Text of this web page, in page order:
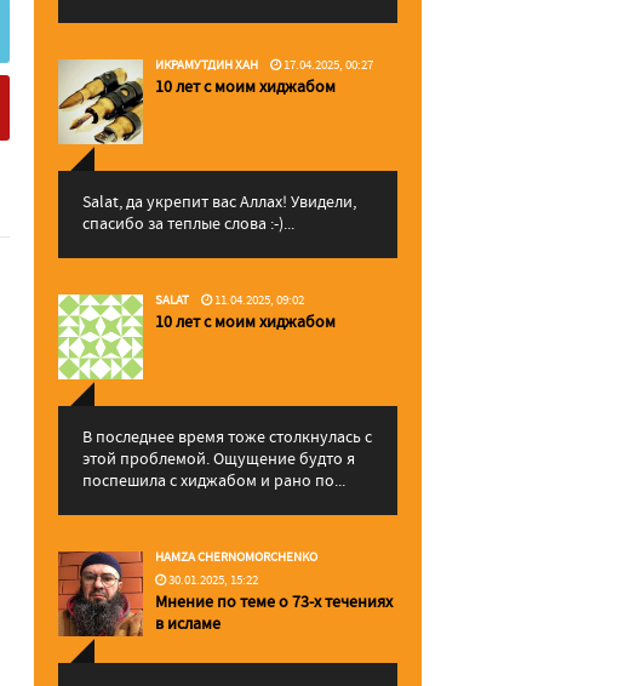
ИКРАМУТДИН ХАН 17.04.2025, 00:27
10 лет с моим хиджабом
Salat, да укрепит вас Аллаx! Увидели,
спасибо за теплые слова :-)...
SALAT 11.04.2025, 09:02
10 лет с моим хиджабом
В последнее время тоже столкнулась с
этой проблемой. Ощущение будто я
поспешила с хиджабом и рано по...
HAMZA CHERNOMORCHENKO
30.01.2025, 15:22
Мнение по теме о 73-х течениях
в исламе